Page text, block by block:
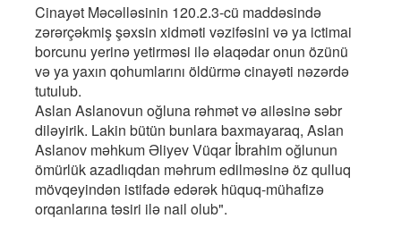
Cinayət Məcəlləsinin 120.2.3-cü maddəsində
zərərçəkmiş şəxsin xidməti vəzifəsini və ya ictimai
borcunu yerinə yetirməsi ilə əlaqədar onun özünü
və ya yaxın qohumlarını öldürmə cinayəti nəzərdə
tutulub.
Aslan Aslanovun oğluna rəhmət və ailəsinə səbr
diləyirik. Lakin bütün bunlara baxmayaraq, Aslan
Aslanov məhkum Əliyev Vüqar İbrahim oğlunun
ömürlük azadlıqdan məhrum edilməsinə öz qulluq
mövqeyindən istifadə edərək hüquq-mühafizə
orqanlarına təsiri ilə nail olub".